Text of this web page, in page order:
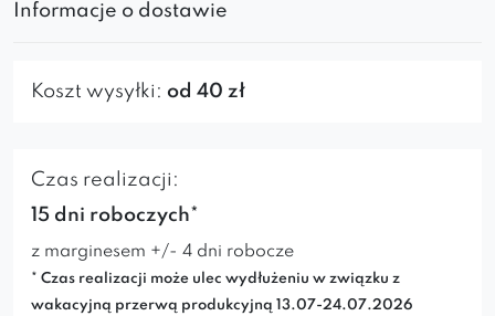
Informacje o dostawie
Koszt wysyłki: od 40 zł
Czas realizacji:
15 dni roboczych*
z marginesem +/- 4 dni robocze
* Czas realizacji może ulec wydłużeniu w związku z
wakacyjną przerwą produkcyjną 13.07-24.07.2026